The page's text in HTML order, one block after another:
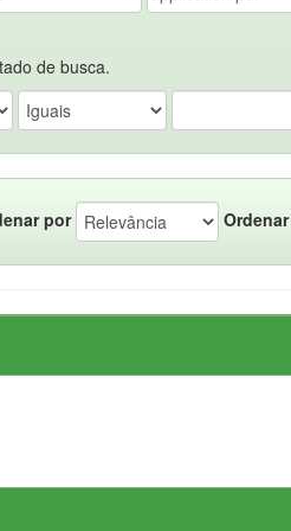
de busca.
por Ordenar